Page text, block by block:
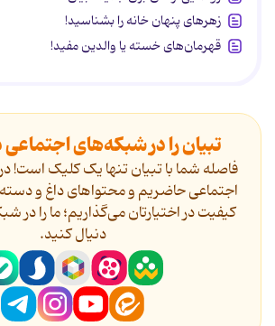
زهرهای پنهان خانه را بشناسید!
قهرمان‌های خسته یا والدین مفید!
تبیان را در شبکه‌های اجتماعی
فاصله شما با تبیان تنها یک کلیک است!
اجتماعی حاضریم و محتواهای داغ و دسته
کیفیت در اختیارتان می‌گذاریم؛ ما را در
دنیال کنید.